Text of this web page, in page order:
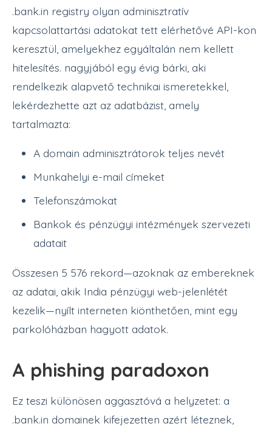
.bank.in registry olyan adminisztratív
kapcsolattartási adatokat tett elérhetővé API-kon
keresztül, amelyekhez egyáltalán nem kellett
hitelesítés. nagyjából egy évig bárki, aki
rendelkezik alapvető technikai ismeretekkel,
lekérdezhette azt az adatbázist, amely
tartalmazta:
A domain adminisztrátorok teljes nevét
Munkahelyi e-mail címeket
Telefonszámokat
Bankok és pénzügyi intézmények szervezeti
adatait
Összesen 5 576 rekord—azoknak az embereknek
az adatai, akik India pénzügyi web-jelenlétét
kezelik—nyílt interneten kiönthetően, mint egy
parkolóházban hagyott adatok.
A phishing paradoxon
Ez teszi különösen aggasztóvá a helyzetet: a
.bank.in domainek kifejezetten azért léteznek,